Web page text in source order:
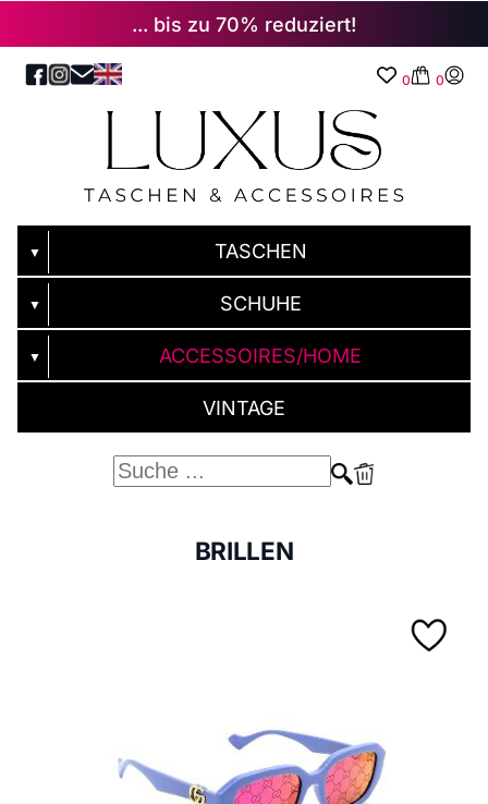
... bis zu 70% reduziert!
0 0
▼ TASCHEN
▼ SCHUHE
▼ ACCESSOIRES/HOME
VINTAGE
BRILLEN